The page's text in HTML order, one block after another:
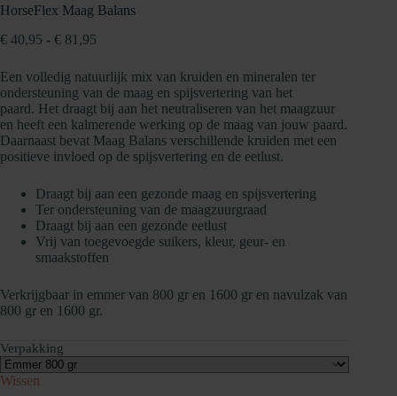
HorseFlex Maag Balans
€ 40,95 - € 81,95
€ 81,95
Een volledig natuurlijk mix van kruiden en mineralen ter
ondersteuning van de maag en spijsvertering van het
paard. Het draagt bij aan het neutraliseren van het maagzuur
en heeft een kalmerende werking op de maag van jouw paard.
Daarnaast bevat Maag Balans verschillende kruiden met een
positieve invloed op de spijsvertering en de eetlust.
Draagt bij aan een gezonde maag en spijsvertering
Ter ondersteuning van de maagzuurgraad
Draagt bij aan een gezonde eetlust
Vrij van toegevoegde suikers, kleur, geur- en
smaakstoffen
Verkrijgbaar in emmer van 800 gr en 1600 gr en navulzak van
800 gr en 1600 gr.
Verpakking
Wissen